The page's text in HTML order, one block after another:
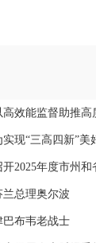
高效能监督助推高
三高四新”美好蓝图提供
省直行业系统党（工）委书记抓基层党建工
总理奥尔波
巴布韦老战士